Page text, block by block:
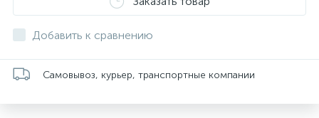
Добавить к сравнению
Самовывоз, курьер, транспортные компании